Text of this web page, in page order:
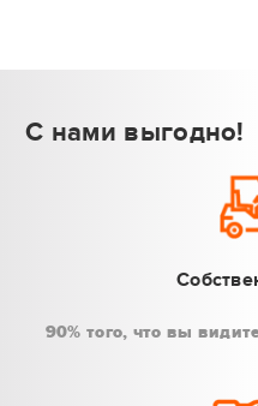
С нами выгодно!
90% того, что вы